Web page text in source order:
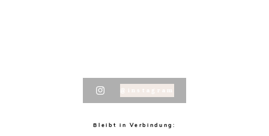
@instagram
Bleibt in Verbindung: